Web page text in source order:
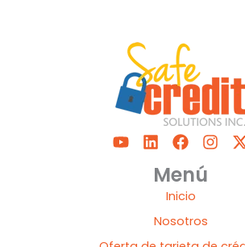
Y
o
L
i
n
k
d
F
a
c
e
b
o
I
n
Menú
Inicio
Nosotros